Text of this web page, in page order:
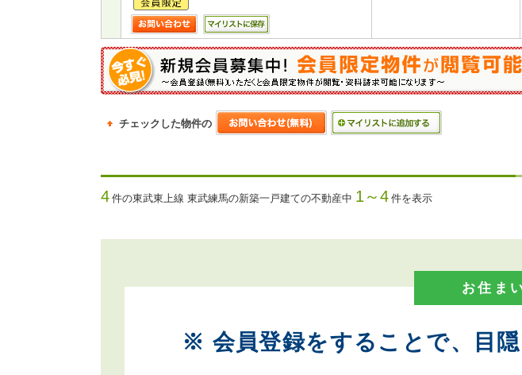
チェックした物件の
4 件の東武東上線 東武練馬の新築一戸建ての不動産中 1～4 件を表示
お住ま
※ 会員登録をすることで、目